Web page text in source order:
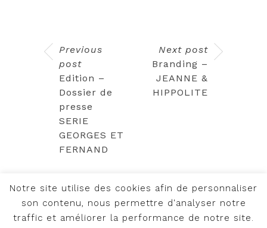
Previous
post
Edition –
Dossier de
presse
SERIE
GEORGES ET
FERNAND
Next post
Branding –
JEANNE &
HIPPOLITE
Notre site utilise des cookies afin de personnaliser
son contenu, nous permettre d'analyser notre
traffic et améliorer la performance de notre site.